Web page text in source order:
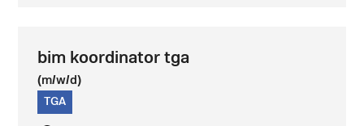
bim koordinator tga
(m/w/d)
TGA